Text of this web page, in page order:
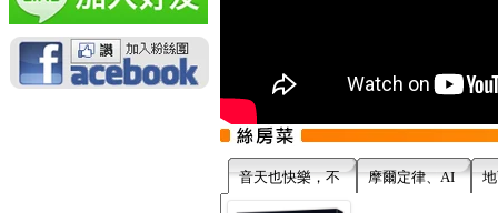
音天也快樂，不 摩爾定律、AI